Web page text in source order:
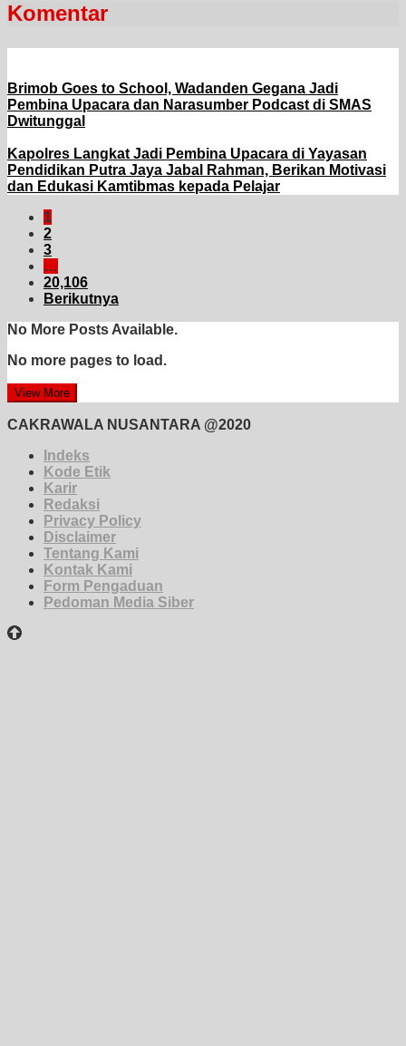
Komentar
Brimob Goes to School, Wadanden Gegana Jadi
Pembina Upacara dan Narasumber Podcast di SMAS
Dwitunggal
Kapolres Langkat Jadi Pembina Upacara di Yayasan
Pendidikan Putra Jaya Jabal Rahman, Berikan Motivasi
dan Edukasi Kamtibmas kepada Pelajar
1
2
3
…
20,106
Berikutnya
No More Posts Available.
No more pages to load.
View More
CAKRAWALA NUSANTARA @2020
Indeks
Kode Etik
Karir
Redaksi
Privacy Policy
Disclaimer
Tentang Kami
Kontak Kami
Form Pengaduan
Pedoman Media Siber